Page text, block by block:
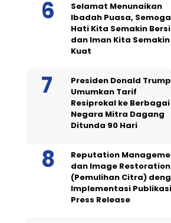
Selamat Menunaikan
Ibadah Puasa, Semoga
Hati Kita Semakin
dan Iman Kita Semakin
Kuat
Presiden Donald Trump
Umumkan Tarif
Resiprokal ke Berbagai
Negara Mitra Dagang
Ditunda 90 Hari
Reputation
dan Image Restoration
(Pemulihan Citra)
Implementasi Publikasi
Press Release